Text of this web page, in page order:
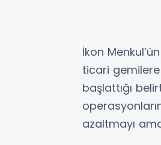
İkon
ticari
başlattığı
azaltmayı